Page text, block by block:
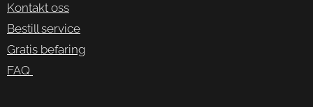
Kontakt oss
Bestill service
Gratis befaring
FAQ